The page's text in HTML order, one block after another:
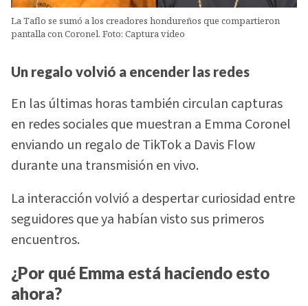
La Taflo se sumó a los creadores hondureños que compartieron
pantalla con Coronel. Foto: Captura video
Un regalo volvió a encender las redes
En las últimas horas también circulan capturas
en redes sociales que muestran a Emma Coronel
enviando un regalo de TikTok a Davis Flow
durante una transmisión en vivo.
La interacción volvió a despertar curiosidad entre
seguidores que ya habían visto sus primeros
encuentros.
¿Por qué Emma está haciendo esto
ahora?